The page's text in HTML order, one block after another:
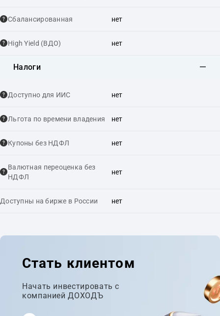
Сбалансированная нет
High Yield (ВДО) нет
Налоги
Доступно для ИИС нет
Льгота по времени владения нет
Купоны без НДФЛ нет
Валютная переоценка без
НДФЛ
нет
Доступны на бирже в России нет
Стать клиентом
Начать инвестировать с
компанией ДОХОДЪ